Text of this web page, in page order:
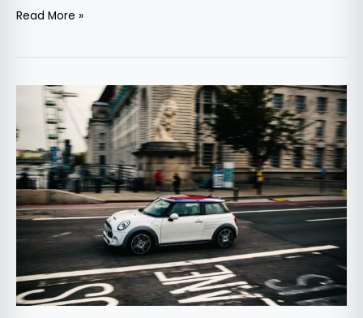
Read More »
–
Mașina
construită
cu
ocazia
nunții
Harry